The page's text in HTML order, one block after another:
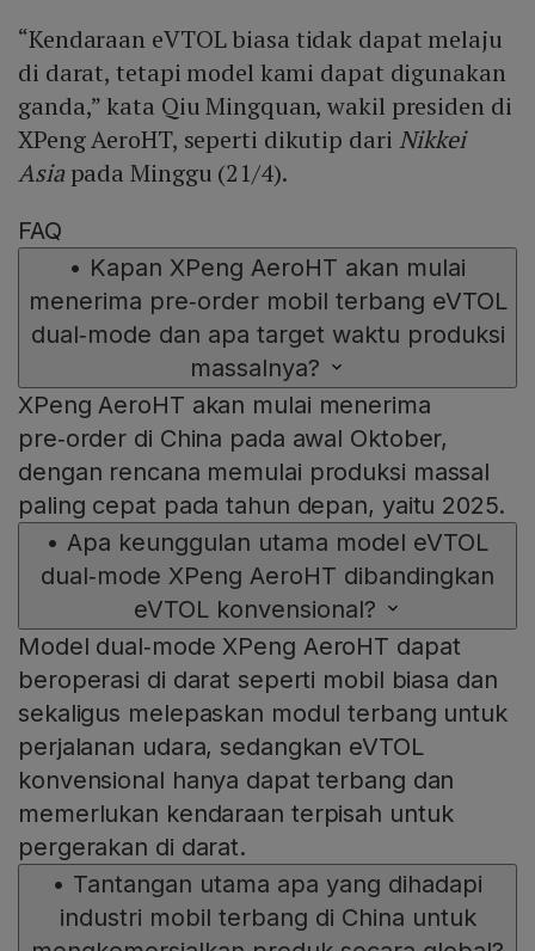
“Kendaraan eVTOL biasa tidak dapat melaju
di darat, tetapi model kami dapat digunakan
ganda,” kata Qiu Mingquan, wakil presiden di
XPeng AeroHT, seperti dikutip dari Nikkei
Asiapada Minggu (21/4).
FAQ
• Kapan XPeng AeroHT akan mulai
menerima pre‑order mobil terbang eVTOL
dual‑mode dan apa target waktu produksi
massalnya?
XPeng AeroHT akan mulai menerima
pre‑order di China pada awal Oktober,
dengan rencana memulai produksi massal
paling cepat pada tahun depan, yaitu 2025.
• Apa keunggulan utama model eVTOL
dual‑mode XPeng AeroHT dibandingkan
eVTOL konvensional?
Model dual‑mode XPeng AeroHT dapat
beroperasi di darat seperti mobil biasa dan
sekaligus melepaskan modul terbang untuk
perjalanan udara, sedangkan eVTOL
konvensional hanya dapat terbang dan
memerlukan kendaraan terpisah untuk
pergerakan di darat.
• Tantangan utama apa yang dihadapi
industri mobil terbang di China untuk